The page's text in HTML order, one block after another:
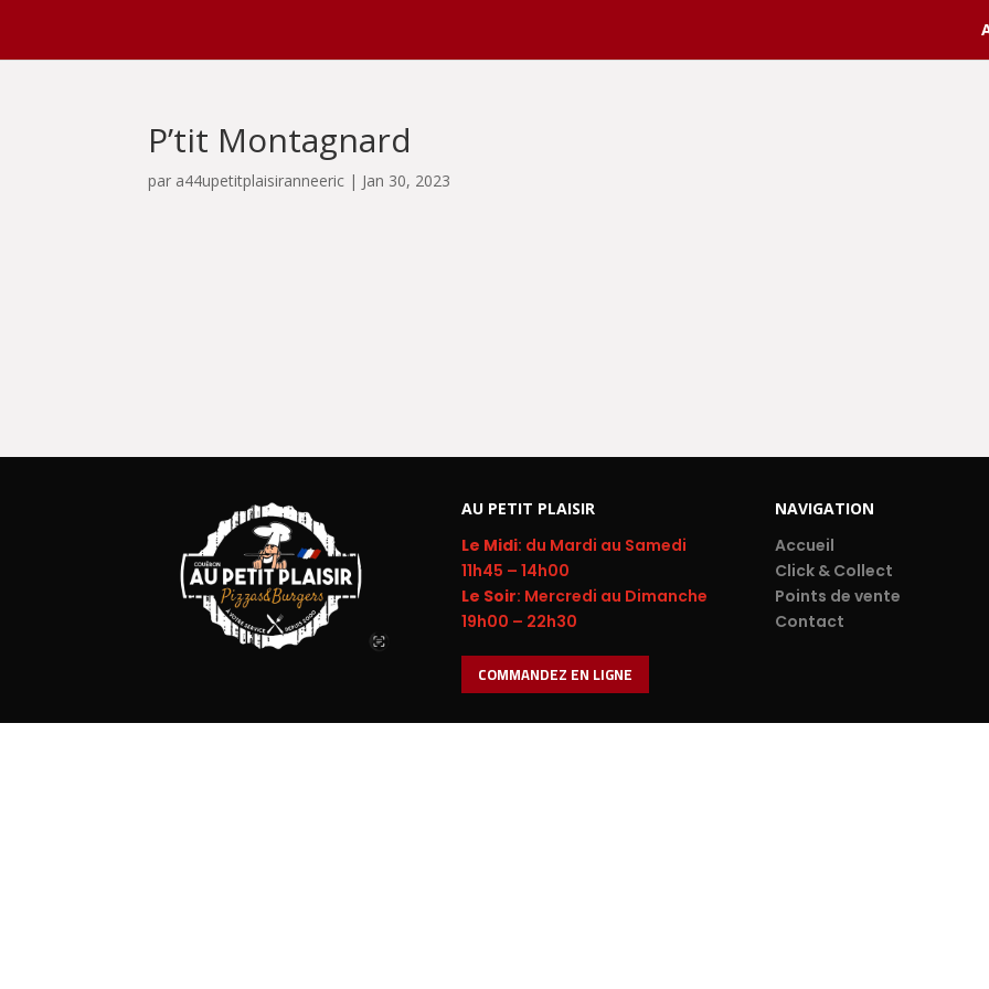
P’tit Montagnard
par a44upetitplaisiranneeric | Jan 30, 2023
AU PETIT PLAISIR
Le Midi: du Mardi au Samedi
11h45 – 14h00
Le Soir: Mercredi au Dimanche
19h00 – 22h30
COMMANDEZ EN LIGNE
NAVIGATION
Accueil
Click & Collect
Points de vente
Contact